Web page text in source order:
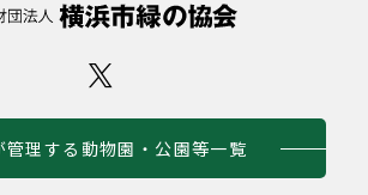
管理する動物園・公園等一覧